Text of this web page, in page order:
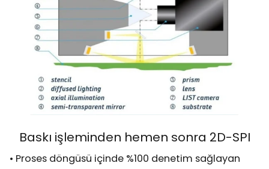
Baskı işleminden hemen sonra 2D-SPI
• Proses döngüsü içinde %100 denetim sağlayan